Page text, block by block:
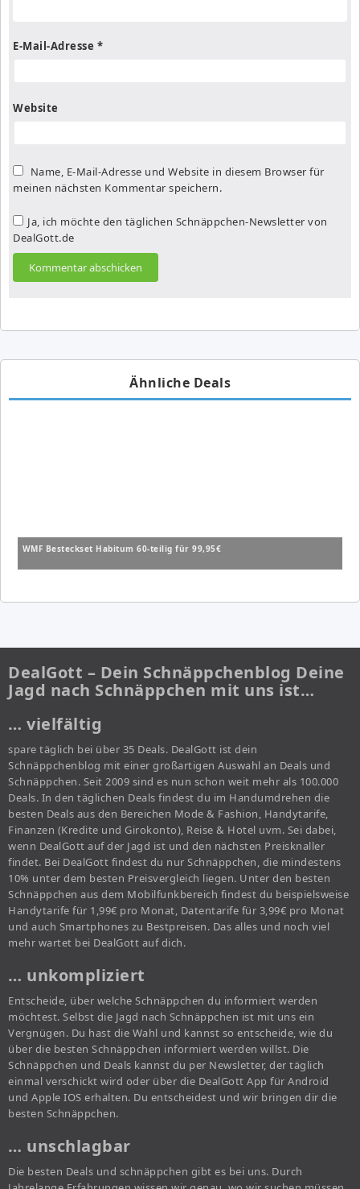
E-Mail-Adresse *
Website
Name, E-Mail-Adresse und Website in diesem Browser für
meinen nächsten Kommentar speichern.
Ja, ich möchte den täglichen Schnäppchen-Newsletter von
DealGott.de
Ähnliche Deals
WMF Besteckset Habitum 60-teilig für 99,95€
DealGott – Dein Schnäppchenblog Deine
Jagd nach Schnäppchen mit uns ist…
… vielfältig
spare täglich bei über 35 Deals. DealGott ist dein
Schnäppchenblog mit einer großartigen Auswahl an Deals und
Schnäppchen. Seit 2009 sind es nun schon weit mehr als 100.000
Deals. In den täglichen Deals findest du im Handumdrehen die
besten Deals aus den Bereichen Mode & Fashion, Handytarife,
Finanzen (Kredite und Girokonto), Reise & Hotel uvm. Sei dabei,
wenn DealGott auf der Jagd ist und den nächsten Preisknaller
findet. Bei DealGott findest du nur Schnäppchen, die mindestens
10% unter dem besten Preisvergleich liegen. Unter den besten
Schnäppchen aus dem Mobilfunkbereich findest du beispielsweise
Handytarife für 1,99€ pro Monat, Datentarife für 3,99€ pro Monat
und auch Smartphones zu Bestpreisen. Das alles und noch viel
mehr wartet bei DealGott auf dich.
… unkompliziert
Entscheide, über welche Schnäppchen du informiert werden
möchtest. Selbst die Jagd nach Schnäppchen ist mit uns ein
Vergnügen. Du hast die Wahl und kannst so entscheide, wie du
über die besten Schnäppchen informiert werden willst. Die
Schnäppchen und Deals kannst du per Newsletter, der täglich
einmal verschickt wird oder über die DealGott App für Android
und Apple IOS erhalten. Du entscheidest und wir bringen dir die
besten Schnäppchen.
… unschlagbar
Die besten Deals und schnäppchen gibt es bei uns. Durch